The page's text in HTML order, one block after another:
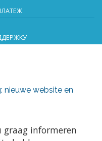
nieuwe website en
informeren